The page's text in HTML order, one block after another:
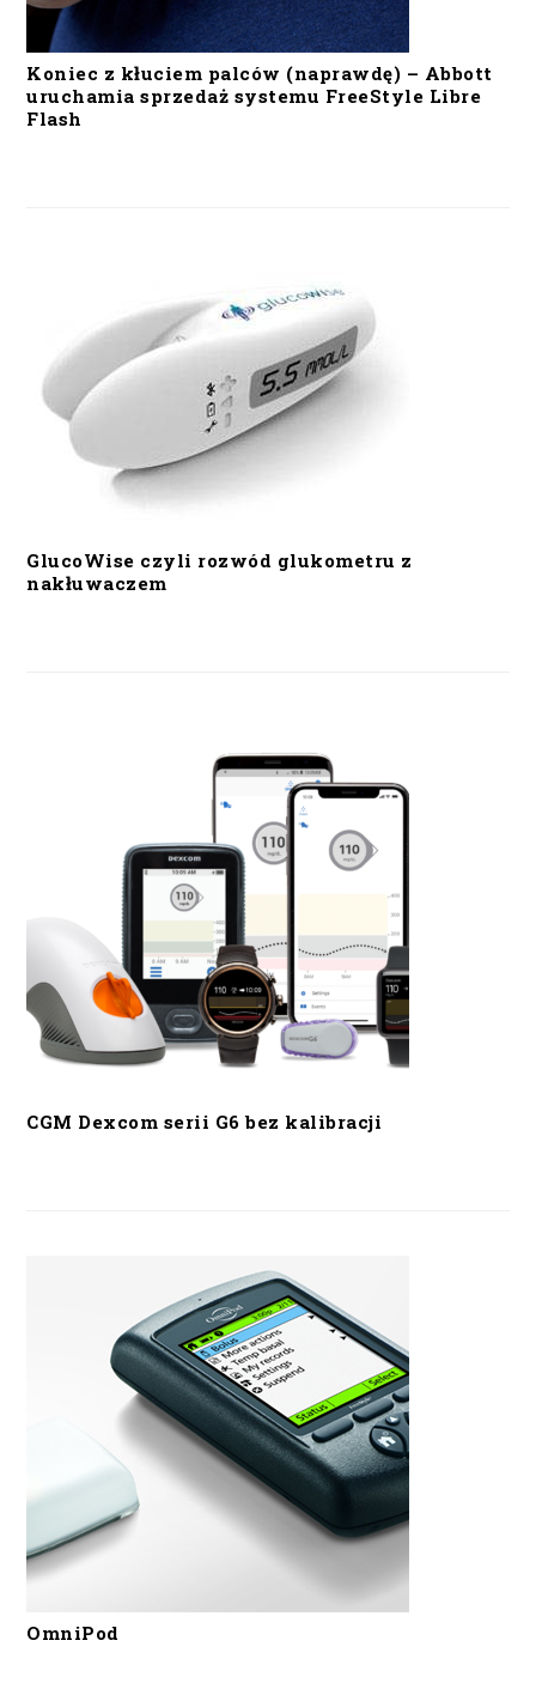
Koniec z kłuciem palców (naprawdę) – Abbott
uruchamia sprzedaż systemu FreeStyle Libre
Flash
GlucoWise czyli rozwód glukometru z
nakłuwaczem
CGM Dexcom serii G6 bez kalibracji
OmniPod